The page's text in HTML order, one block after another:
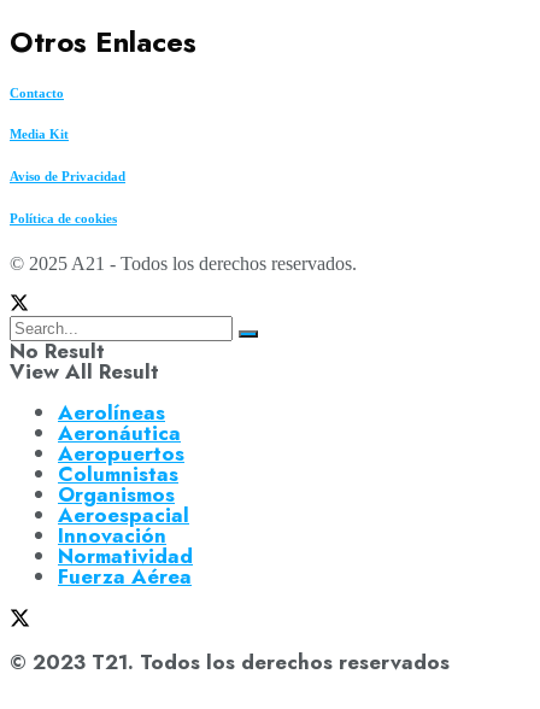
Otros Enlaces
Contacto
Media Kit
Aviso de Privacidad
Política de cookies
© 2025 A21 - Todos los derechos reservados.
No Result
View All Result
Aerolíneas
Aeronáutica
Aeropuertos
Columnistas
Organismos
Aeroespacial
Innovación
Normatividad
Fuerza Aérea
© 2023 T21. Todos los derechos reservados